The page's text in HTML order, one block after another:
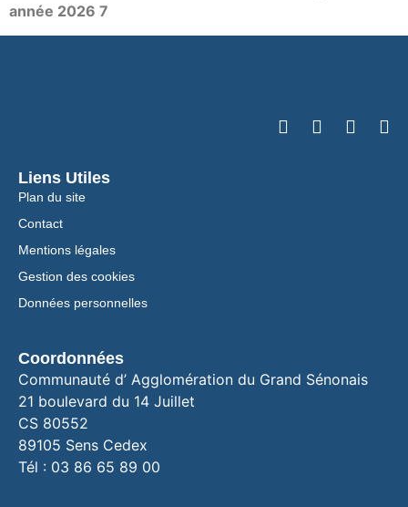
année 2026 7
Liens Utiles
Plan du site
Contact
Mentions légales
Gestion des cookies
Données personnelles
Coordonnées
Communauté d’ Agglomération du Grand Sénonais
21 boulevard du 14 Juillet
CS 80552
89105 Sens Cedex
Tél : 03 86 65 89 00